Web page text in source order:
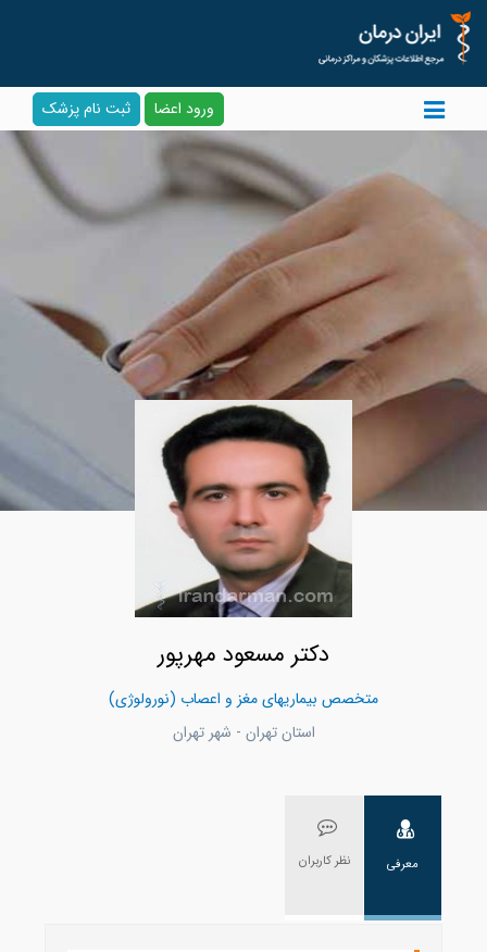
ورود اعضا ثبت نام پزشک
دکتر مسعود مهرپور
متخصص بیماریهای مغز و اعصاب (نورولوژی)
استان تهران - شهر تهران
معرفی نظر کاربران